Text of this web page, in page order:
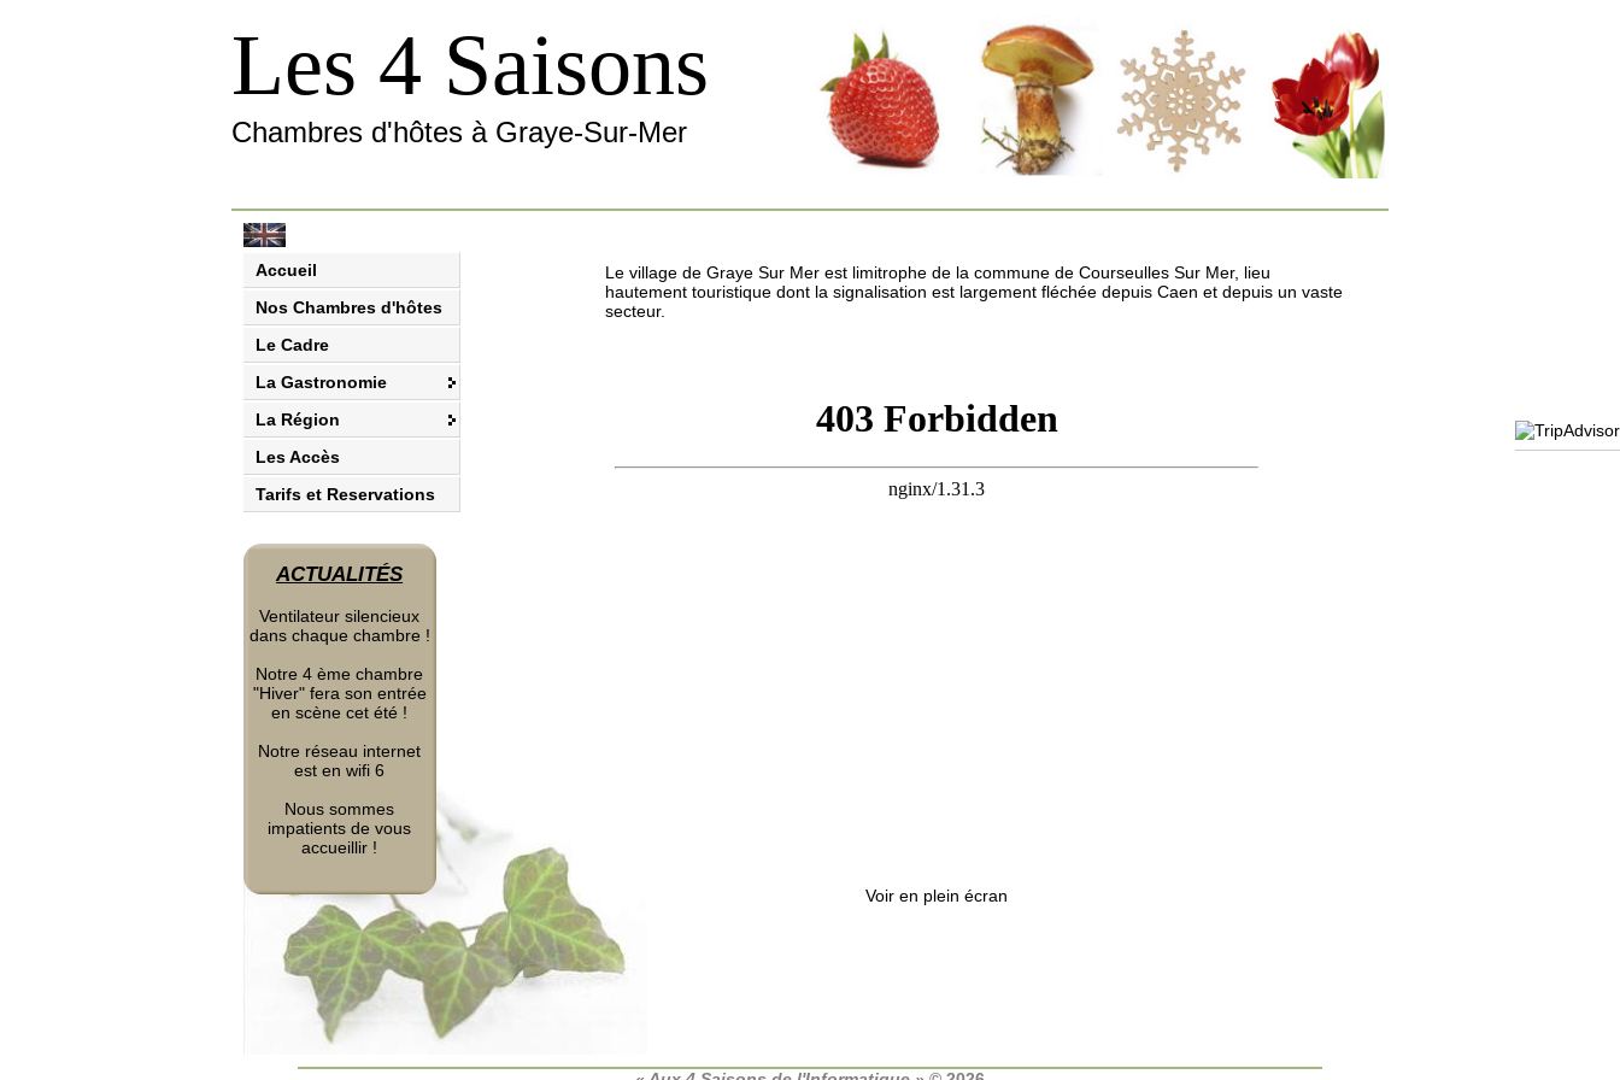
Les 4 Saisons
Chambres d'hôtes à Graye-Sur-Mer
Accueil
Nos Chambres d'hôtes
Le Cadre
La Gastronomie
La Région
Les Accès
Tarifs et Reservations
ACTUALITÉS
Ventilateur silencieux
dans chaque chambre !
Notre 4 ème chambre
"Hiver" fera son entrée
en scène cet été !
Notre réseau internet
est en wifi 6
Nous sommes
impatients de vous
accueillir !
Le village de Graye Sur Mer est limitrophe de la commune de Courseulles Sur Mer, lieu
hautement touristique dont la signalisation est largement fléchée depuis Caen et depuis un vaste
secteur.
Voir en plein écran